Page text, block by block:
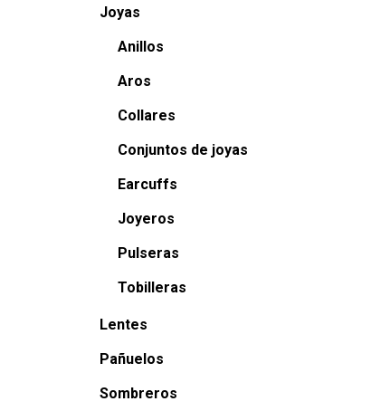
Joyas
Anillos
Aros
Collares
Conjuntos de joyas
Earcuffs
Joyeros
Pulseras
Tobilleras
Lentes
Pañuelos
Sombreros